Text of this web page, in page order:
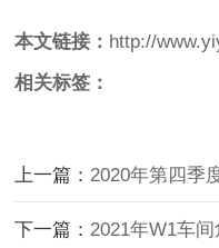
本文链接： http://
相关标签：
上一篇： 2020年第四季
下一篇： 2021年W1车间